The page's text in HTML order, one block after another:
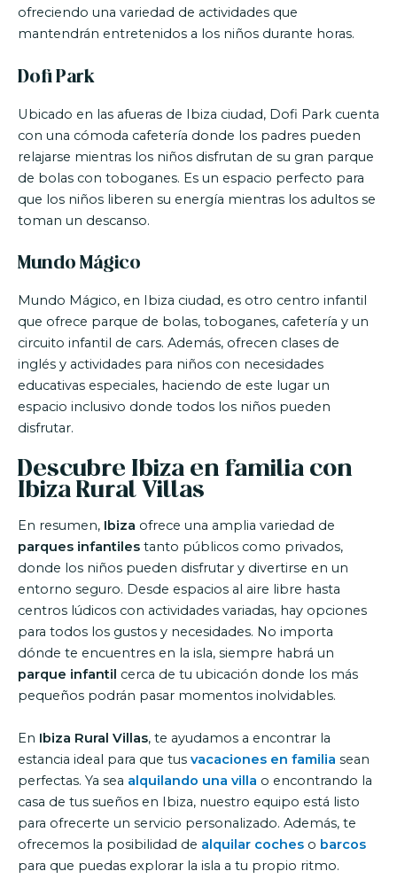
ofreciendo una variedad de actividades que
mantendrán entretenidos a los niños durante horas.
Dofi Park
Ubicado en las afueras de Ibiza ciudad, Dofi Park cuenta
con una cómoda cafetería donde los padres pueden
relajarse mientras los niños disfrutan de su gran parque
de bolas con toboganes. Es un espacio perfecto para
que los niños liberen su energía mientras los adultos se
toman un descanso.
Mundo Mágico
Mundo Mágico, en Ibiza ciudad, es otro centro infantil
que ofrece parque de bolas, toboganes, cafetería y un
circuito infantil de cars. Además, ofrecen clases de
inglés y actividades para niños con necesidades
educativas especiales, haciendo de este lugar un
espacio inclusivo donde todos los niños pueden
disfrutar.
Descubre Ibiza en familia con
Ibiza Rural Villas
En resumen, Ibiza ofrece una amplia variedad de
parques infantiles tanto públicos como privados,
donde los niños pueden disfrutar y divertirse en un
entorno seguro. Desde espacios al aire libre hasta
centros lúdicos con actividades variadas, hay opciones
para todos los gustos y necesidades. No importa
dónde te encuentres en la isla, siempre habrá un
parque infantil cerca de tu ubicación donde los más
pequeños podrán pasar momentos inolvidables.
En Ibiza Rural Villas, te ayudamos a encontrar la
estancia ideal para que tus vacaciones en familia sean
perfectas. Ya sea alquilando una villa o encontrando la
casa de tus sueños en Ibiza, nuestro equipo está listo
para ofrecerte un servicio personalizado. Además, te
ofrecemos la posibilidad de alquilar coches o barcos
para que puedas explorar la isla a tu propio ritmo.